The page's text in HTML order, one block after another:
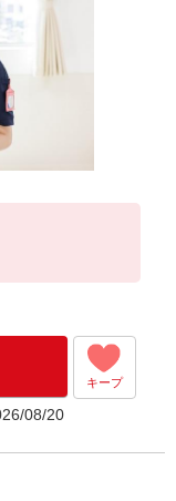
キープ
08/20